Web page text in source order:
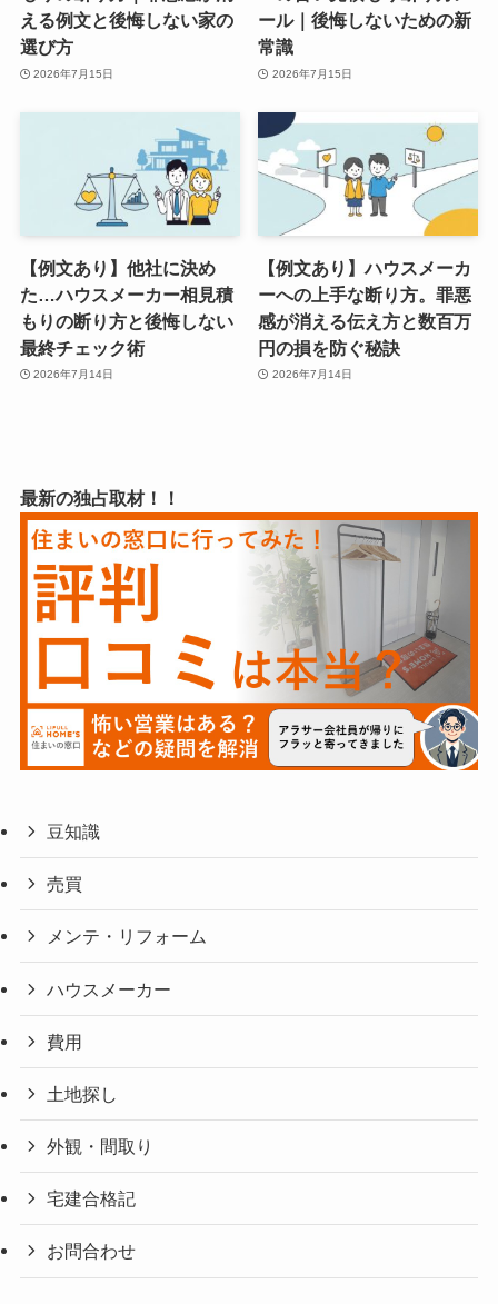
える例文と後悔しない家の
選び方
2026年7月15日
ール｜後悔しないための新
常識
2026年7月15日
【例文あり】他社に決め
た…ハウスメーカー相見積
もりの断り方と後悔しない
最終チェック術
2026年7月14日
【例文あり】ハウスメーカ
ーへの上手な断り方。罪悪
感が消える伝え方と数百万
円の損を防ぐ秘訣
2026年7月14日
最新の独占取材！！
豆知識
売買
メンテ・リフォーム
ハウスメーカー
費用
土地探し
外観・間取り
宅建合格記
お問合わせ